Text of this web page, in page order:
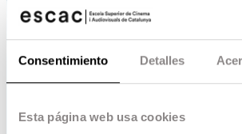
Consentimiento Detalles
Esta página web usa cookies